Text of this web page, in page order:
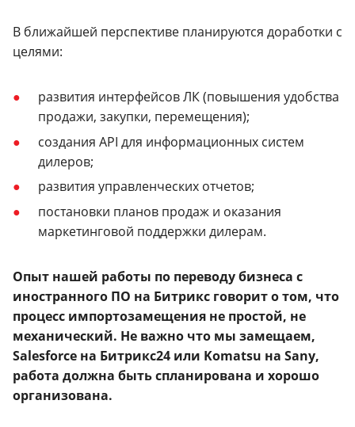
В ближайшей перспективе планируются доработки с
целями:
развития интерфейсов ЛК (повышения удобства
продажи, закупки, перемещения);
создания API для информационных систем
дилеров;
развития управленческих отчетов;
постановки планов продаж и оказания
маркетинговой поддержки дилерам.
Опыт нашей работы по переводу бизнеса с
иностранного ПО на Битрикс говорит о том, что
процесс импортозамещения не простой, не
механический. Не важно что мы замещаем,
Salesforce на Битрикс24 или Komatsu на Sany,
работа должна быть спланирована и хорошо
организована.